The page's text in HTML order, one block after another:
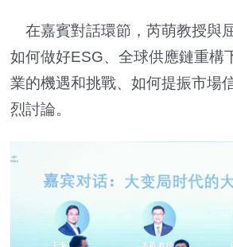
在嘉賓對話環節，芮萌教授與
如何做好ESG、全球供應鏈重構
業的機遇和挑戰、如何提振市場
烈討論。